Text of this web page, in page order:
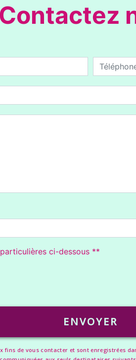
Contactez
ci-dessous **
ENVOYER
fins de vous contacter et sont enregistrées